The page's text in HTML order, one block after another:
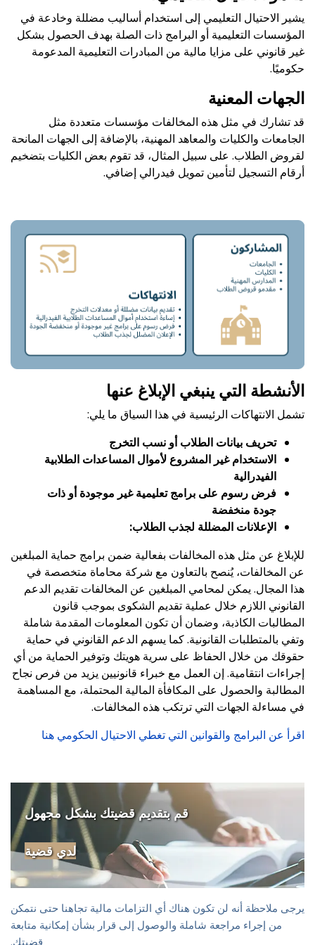
يشير الاحتيال التعليمي إلى استخدام أساليب مضللة وخادعة في
المؤسسات التعليمية أو البرامج ذات الصلة بهدف الحصول بشكل
غير قانوني على مزايا مالية من المبادرات التعليمية المدعومة
حكوميًا.
الجهات المعنية
قد تشارك في مثل هذه المخالفات مؤسسات متعددة مثل
الجامعات والكليات والمعاهد المهنية، بالإضافة إلى الجهات المانحة
لقروض الطلاب. على سبيل المثال، قد تقوم بعض الكليات بتضخيم
أرقام التسجيل لتأمين تمويل فيدرالي إضافي.
الأنشطة التي ينبغي الإبلاغ عنها
تشمل الانتهاكات الرئيسية في هذا السياق ما يلي:
تحريف بيانات الطلاب أو نسب التخرج
الاستخدام غير المشروع لأموال المساعدات الطلابية
الفيدرالية
فرض رسوم على برامج تعليمية غير موجودة أو ذات
جودة منخفضة
الإعلانات المضللة لجذب الطلاب:
للإبلاغ عن مثل هذه المخالفات بفعالية ضمن برامج حماية المبلغين
عن المخالفات، يُنصح بالتعاون مع شركة محاماة متخصصة في
هذا المجال. يمكن لمحامي المبلغين عن المخالفات تقديم الدعم
القانوني اللازم خلال عملية تقديم الشكوى بموجب قانون
المطالبات الكاذبة، وضمان أن تكون المعلومات المقدمة شاملة
وتفي بالمتطلبات القانونية. كما يسهم الدعم القانوني في حماية
حقوقك من خلال الحفاظ على سرية هويتك وتوفير الحماية من أي
إجراءات انتقامية. إن العمل مع خبراء قانونيين يزيد من فرص نجاح
المطالبة والحصول على المكافأة المالية المحتملة، مع المساهمة
في مساءلة الجهات التي ترتكب هذه المخالفات.
اقرأ عن البرامج والقوانين التي تغطي الاحتيال الحكومي هنا
يرجى ملاحظة أنه لن تكون هناك أي التزامات مالية تجاهنا حتى نتمكن
من إجراء مراجعة شاملة والوصول إلى قرار بشأن إمكانية متابعة
قضيتك.
قم بتقديم قضيتك بشكل مجهول
لدي قضية